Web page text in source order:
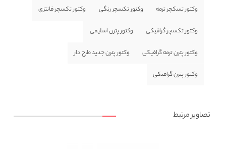
وکتور تسکچر ترمه وکتور تکسچر رنگی وکتور تکسچر فانتزی
وکتور تکسچر گرافیکی وکتور پترن اسلیمی
وکتور پترن ترمه گرافیکی وکتور پترن جدید طرح دار
وکتور پترن گرافیکی
تصاویر مرتبط